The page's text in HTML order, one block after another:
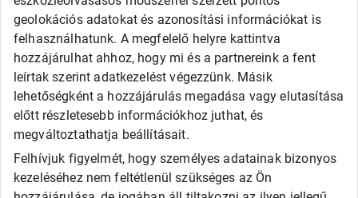
geolokációs adatokat és azonosítási információkat is
felhasználhatunk. A megfelelő helyre kattintva
hozzájárulhat ahhoz, hogy mi és a partnereink a fent
leírtak szerint adatkezelést végezzünk. Másik
lehetőségként a hozzájárulás megadása vagy elutasítása
előtt részletesebb információkhoz juthat, és
megváltoztathatja beállításait.
Felhívjuk figyelmét, hogy személyes adatainak bizonyos
kezeléséhez nem feltétlenül szükséges az Ön
LEAO
Matador
Roadx
Rovelo
Runway
Sailun
SECURITY
Taurus
Tigar
Triangle